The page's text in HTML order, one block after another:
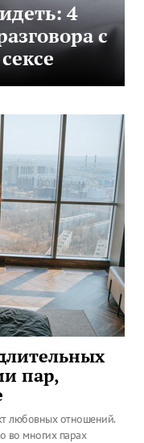
4
с
пар,
любовных отношений.
во многих парах